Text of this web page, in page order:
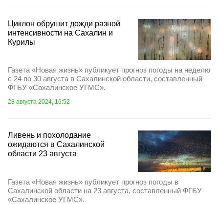
Циклон обрушит дожди разной
интенсивности на Сахалин и
Курилы
Газета «Новая жизнь» публикует прогноз погоды на неделю
с 24 по 30 августа в Сахалинской области, составленный
ФГБУ «Сахалинское УГМС».
23 августа 2024, 16:52
Ливень и похолодание
ожидаются в Сахалинской
области 23 августа
Газета «Новая жизнь» публикует прогноз погоды в
Сахалинской области на 23 августа, составленный ФГБУ
«Сахалинское УГМС».